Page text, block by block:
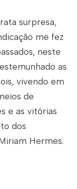
surpresa,
me fez
neste
as
vivendo em
de
e as vitórias
dos
Hermes.